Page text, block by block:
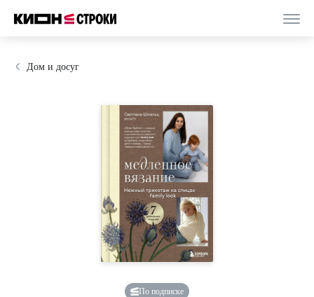
Дом и досуг
По подписке